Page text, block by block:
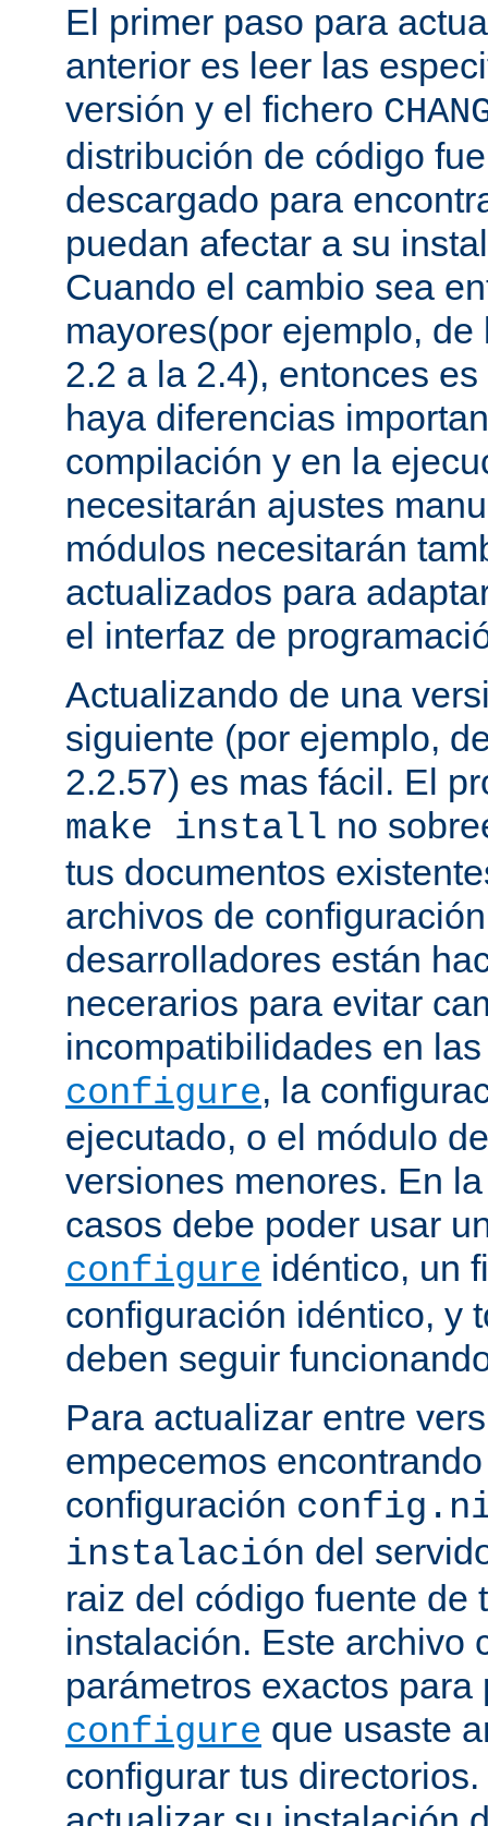
El primer paso para
anterior es leer las
versión y el fichero
distribución de código
descargado para
puedan afectar a su
Cuando el cambio sea
mayores(por ejemplo,
2.2 a la 2.4), entonces
haya diferencias
compilación y en la
necesitarán ajustes
módulos necesitarán
actualizados para
el interfaz de
Actualizando de una
siguiente (por ejemplo,
2.2.57) es mas fácil. El
make install no
tus documentos
archivos de
desarrolladores están
necerarios para evitar
incompatibilidades en
configure, la
ejecutado, o el módulo
versiones menores. En
casos debe poder usar
configure idéntico, un
configuración idéntico, y
deben seguir
Para actualizar entre
empecemos
configuración
instalación del
raiz del código fuente de
instalación. Este archivo
parámetros exactos para
configure que usaste
configurar tus